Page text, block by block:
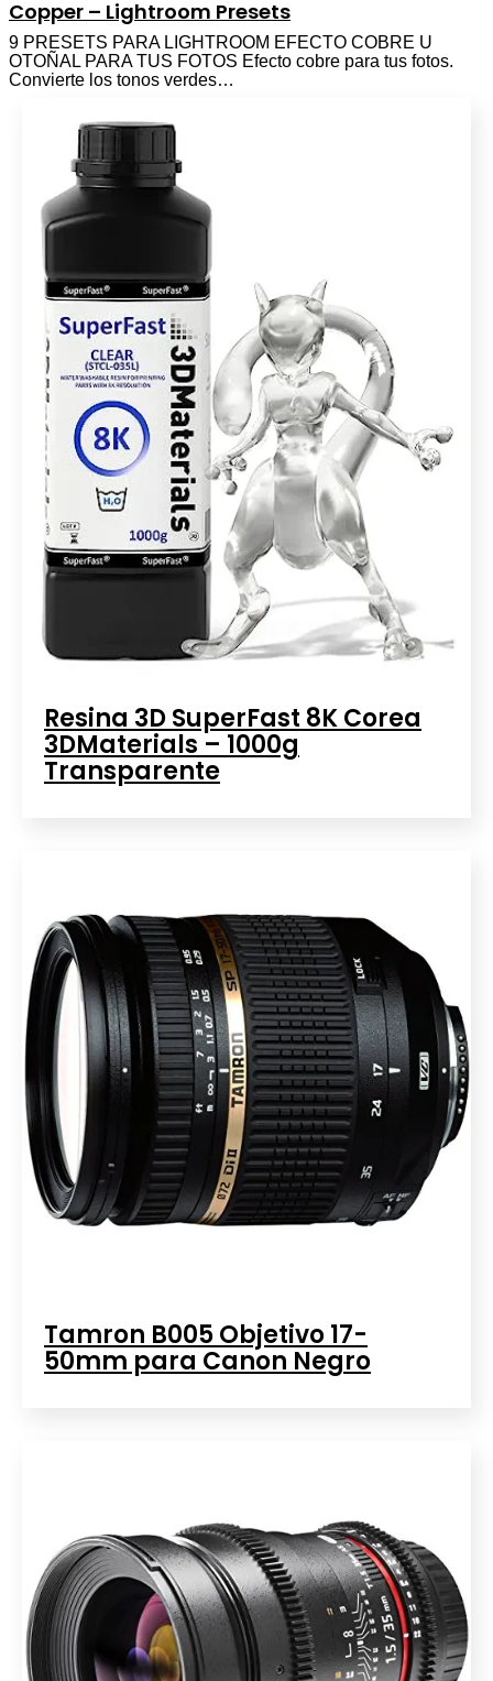
Copper – Lightroom Presets
9 PRESETS PARA LIGHTROOM EFECTO COBRE U
OTOÑAL PARA TUS FOTOS Efecto cobre para tus fotos.
Convierte los tonos verdes…
Resina 3D SuperFast 8K Corea
3DMaterials – 1000g
Transparente
Tamron B005 Objetivo 17-
50mm para Canon Negro